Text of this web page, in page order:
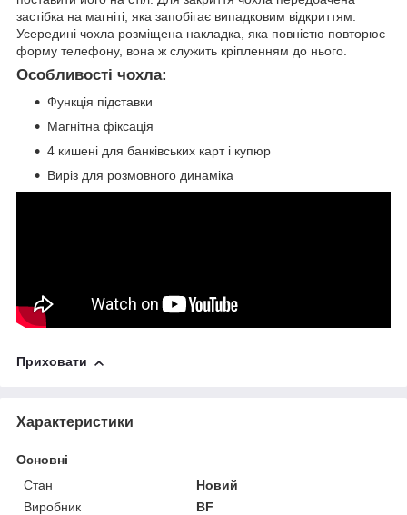
застібка на магніті, яка запобігає випадковим відкриттям.
Усередині чохла розміщена накладка, яка повністю повторює
форму телефону, вона ж служить кріпленням до нього.
Особливості чохла:
Функція підставки
Магнітна фіксація
4 кишені для банківських карт і купюр
Виріз для розмовного динаміка
Приховати
Характеристики
Основні
Стан
Новий
Виробник
BF